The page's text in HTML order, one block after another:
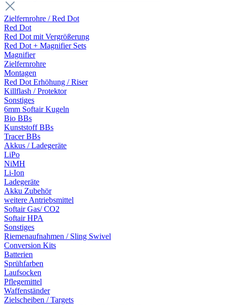
Zielfernrohre / Red Dot
Red Dot
Red Dot mit Vergrößerung
Red Dot + Magnifier Sets
Magnifier
Zielfernrohre
Montagen
Red Dot Erhöhung / Riser
Killflash / Protektor
Sonstiges
6mm Softair Kugeln
Bio BBs
Kunststoff BBs
Tracer BBs
Akkus / Ladegeräte
LiPo
NiMH
Li-Ion
Ladegeräte
Akku Zubehör
weitere Antriebsmittel
Softair Gas/ CO2
Softair HPA
Sonstiges
Riemenaufnahmen / Sling Swivel
Conversion Kits
Batterien
Sprühfarben
Laufsocken
Pflegemittel
Waffenständer
Zielscheiben / Targets